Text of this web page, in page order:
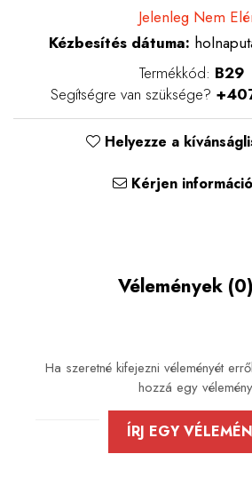
Jelenleg Nem
Kézbesítés dátuma:
Termékkód: B29
Segítségre van szüksége?
Helyezze a
Kérjen
Vélemények (0)
Ha szeretné kifejezni véleményét
hozzá egy
ÍRJ EGY